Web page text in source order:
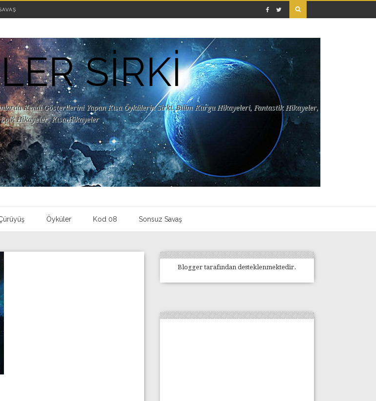
SİRKİ
Kendi Gösterilerini Yapan Kısa Öykülerin Sirki. Bilim Kurgu Hikayeleri, Fantastik Hikayeler,
Epik Hikayeler, Kısa Hikayeler
Öyküler Kod 08 Sonsuz Savaş
Bloggertarafından desteklenmektedir.